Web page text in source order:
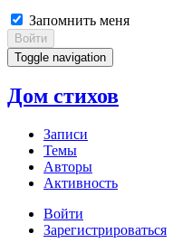
Запомнить меня
Войти
Toggle navigation
Дом стихов
Записи
Темы
Авторы
Активность
Войти
Зарегистрироваться